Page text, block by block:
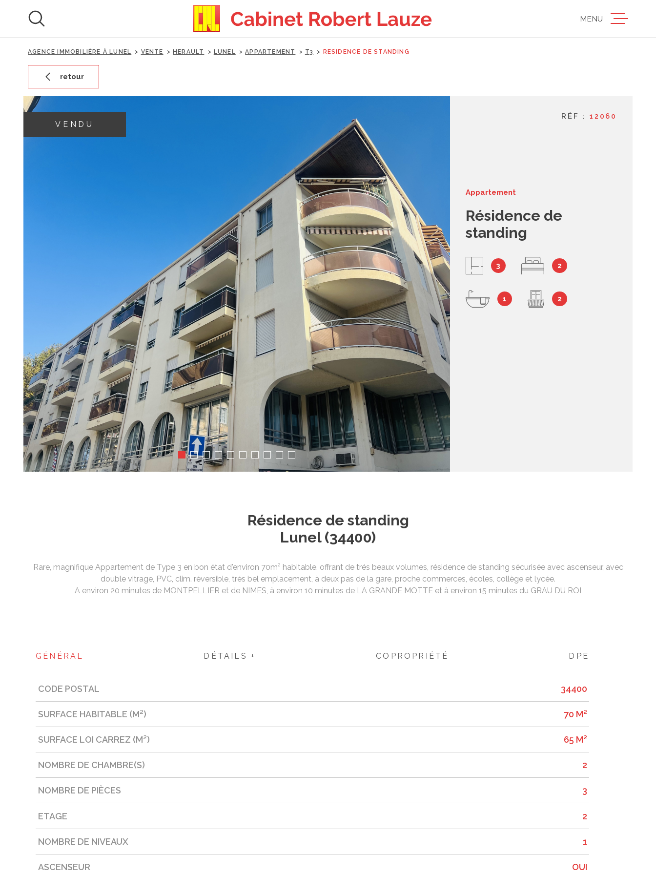
recherche
principal
MENU
AGENCE IMMOBILIÈRE À LUNEL VENTE HERAULT LUNEL APPARTEMENT T3 RESIDENCE DE STANDING
retour
VENDU
RÉF : 12060
Appartement
Résidence de
standing
3 2
1 2
Résidence de standing
Lunel (34400)
Rare, magnifique Appartement de Type 3 en bon état d'environ 70m² habitable, offrant de trés beaux volumes, résidence de standing sécurisée avec ascenseur, avec
double vitrage, PVC, clim. réversible, trés bel emplacement, à deux pas de la gare, proche commerces, écoles, collège et lycée.
A environ 20 minutes de MONTPELLIER et de NIMES, à environ 10 minutes de LA GRANDE MOTTE et à environ 15 minutes du GRAU DU ROI
GÉNÉRAL DÉTAILS + COPROPRIÉTÉ DPE
Caractérisque Valeurs
CODE POSTAL 34400
SURFACE HABITABLE (M²) 70 M²
SURFACE LOI CARREZ (M²) 65 M²
NOMBRE DE CHAMBRE(S) 2
NOMBRE DE PIÈCES 3
ETAGE 2
NOMBRE DE NIVEAUX 1
ASCENSEUR OUI